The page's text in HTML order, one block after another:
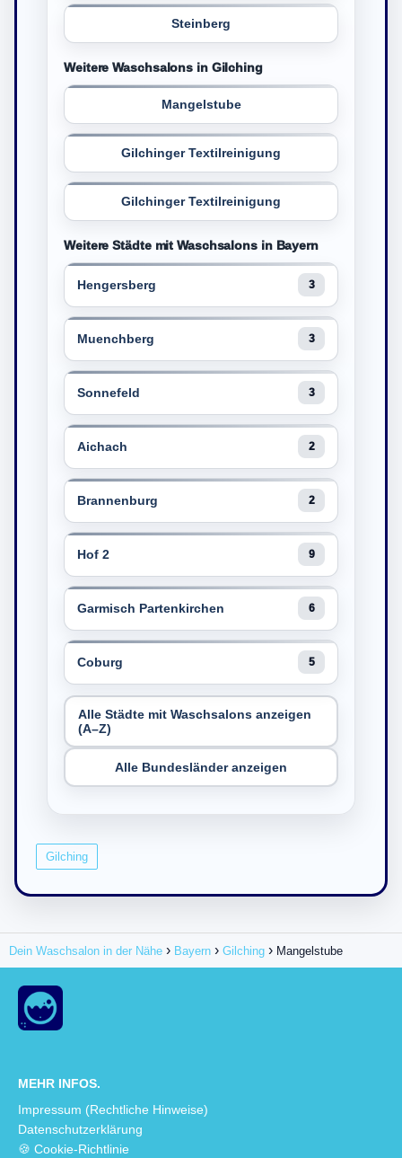
Steinberg
Weitere Waschsalons in Gilching
Mangelstube
Gilchinger Textilreinigung
Gilchinger Textilreinigung
Weitere Städte mit Waschsalons in Bayern
Hengersberg 3
Muenchberg 3
Sonnefeld 3
Aichach 2
Brannenburg 2
Hof 2 9
Garmisch Partenkirchen 6
Coburg 5
Alle Städte mit Waschsalons anzeigen
(A–Z)
Alle Bundesländer anzeigen
Gilching
Dein Waschsalon in der Nähe Bayern Gilching Mangelstube
MEHR INFOS.
Impressum (Rechtliche Hinweise)
Datenschutzerklärung
🍪 Cookie-Richtlinie